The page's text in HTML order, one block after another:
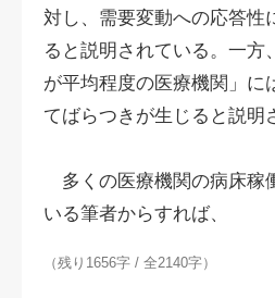
対し、需要変動への応答性
ると説明されている。一方
が平均程度の医療機関」に
てばらつきが生じると説明
多くの医療機関の病床稼
いる筆者からすれば、
（残り1656字 / 全2140字）